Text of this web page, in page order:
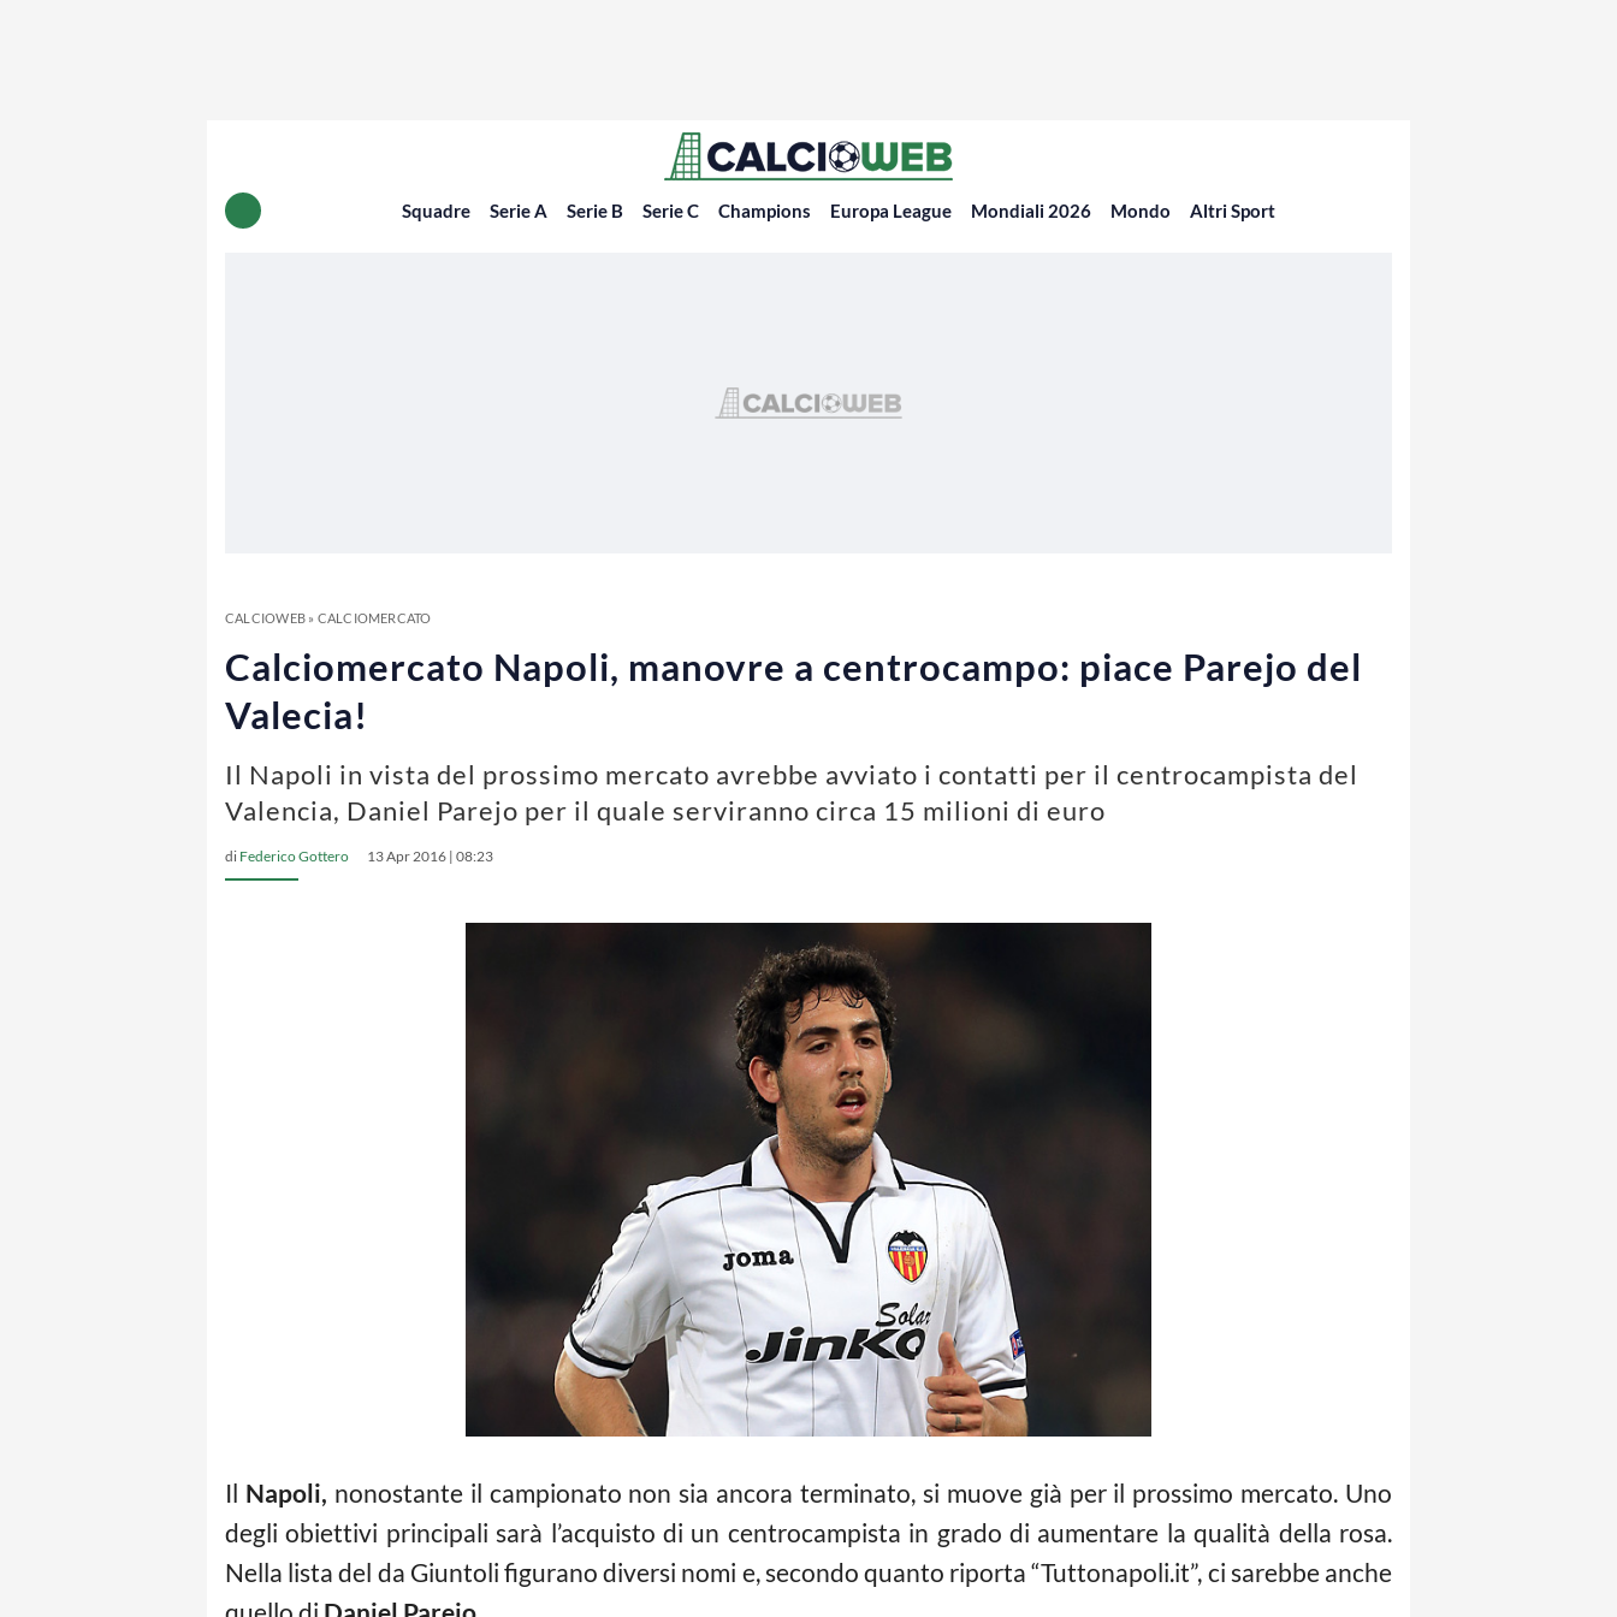
Squadre Serie A Serie B Serie C Champions Europa League Mondiali 2026 Mondo Altri Sport
CALCIOWEB» CALCIOMERCATO
Calciomercato Napoli, manovre a centrocampo: piace Parejo del
Valecia!
Il Napoli in vista del prossimo mercato avrebbe avviato i contatti per il centrocampista del
Valencia, Daniel Parejo per il quale serviranno circa 15 milioni di euro
di Federico Gottero 13 Apr 2016 | 08:23
Il Napoli, nonostante il campionato non sia ancora terminato, si muove già per il prossimo mercato. Uno
degli obiettivi principali sarà l’acquisto di un centrocampista in grado di aumentare la qualità della rosa.
Nella lista del da Giuntoli figurano diversi nomi e, secondo quanto riporta “Tuttonapoli.it”, ci sarebbe anche